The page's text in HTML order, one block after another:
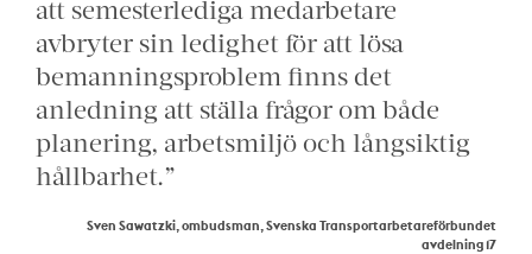
att semesterlediga medarbetare
avbryter sin ledighet för att lösa
bemanningsproblem finns det
anledning att ställa frågor om både
planering, arbetsmiljö och långsiktig
hållbarhet.”
Sven Sawatzki, ombudsman, Svenska Transportarbetareförbundet
avdelning 17